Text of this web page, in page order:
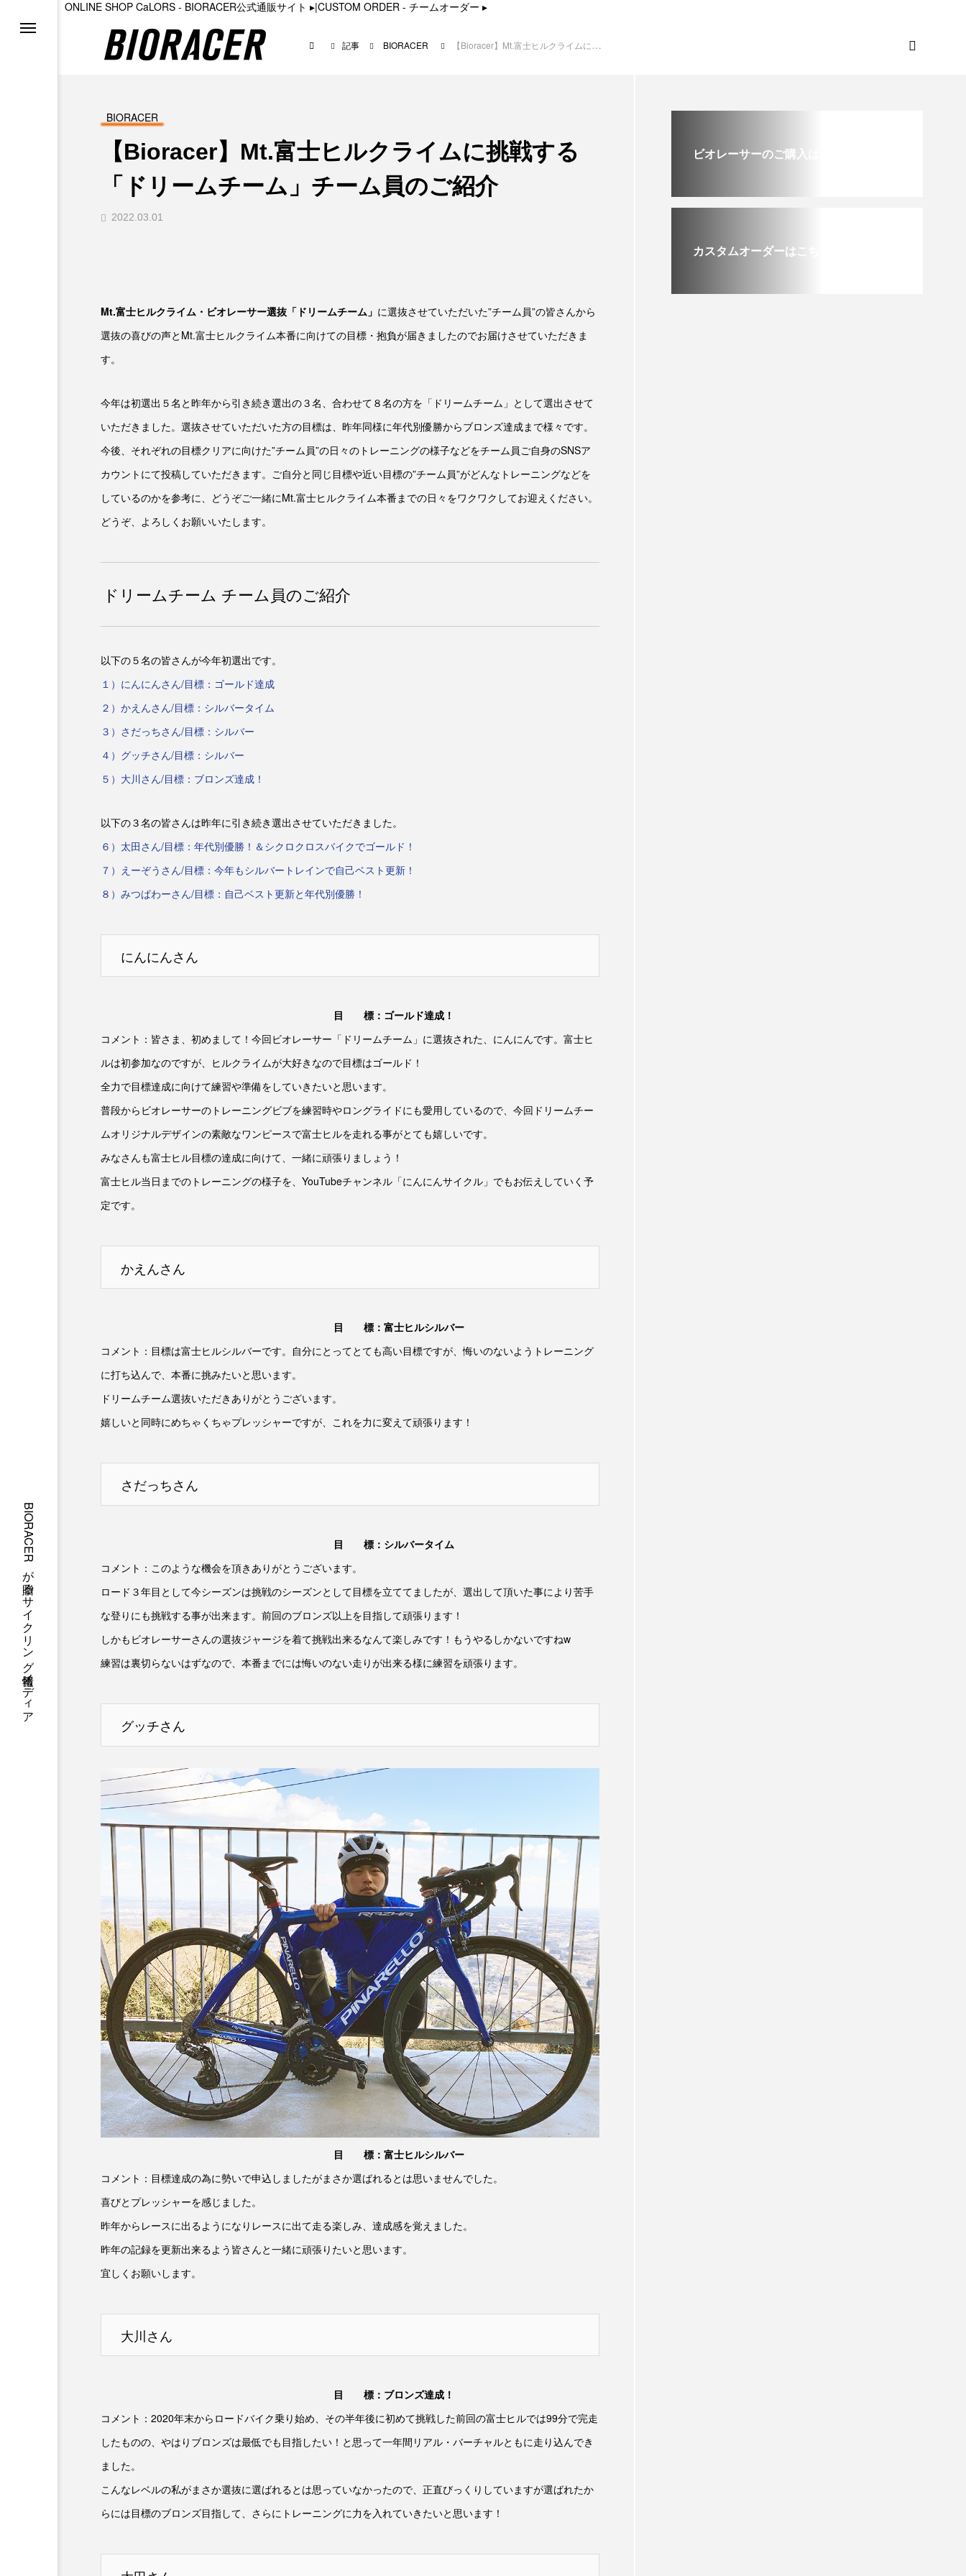
ONLINE SHOP CaLORS - BIORACER公式通販サイト ▸|CUSTOM ORDER - チームオーダー ▸
BIORACERが贈るサイクリング情報メディア
記事 BIORACER 【Bioracer】Mt.富士ヒルクライムに挑戦する「ドリームチーム」チーム員のご紹介
BIORACER
【Bioracer】Mt.富士ヒルクライムに挑戦する
「ドリームチーム」チーム員のご紹介
2022.03.01
Mt.富士ヒルクライム・ビオレーサー選抜「ドリームチーム」 に選抜させていただいた”チーム員”の皆さんから
選抜の喜びの声とMt.富士ヒルクライム本番に向けての目標・抱負が届きましたのでお届けさせていただきま
す。
今年は初選出５名と昨年から引き続き選出の３名、合わせて８名の方を「ドリームチーム」として選出させて
いただきました。選抜させていただいた方の目標は、昨年同様に年代別優勝からブロンズ達成まで様々です。
今後、それぞれの目標クリアに向けた”チーム員”の日々のトレーニングの様子などをチーム員ご自身のSNSア
カウントにて投稿していただきます。ご自分と同じ目標や近い目標の”チーム員”がどんなトレーニングなどを
しているのかを参考に、どうぞご一緒にMt.富士ヒルクライム本番までの日々をワクワクしてお迎えください。
どうぞ、よろしくお願いいたします。
ドリームチーム チーム員のご紹介
以下の５名の皆さんが今年初選出です。
１）にんにんさん/目標：ゴールド達成
２）かえんさん/目標：シルバータイム
３）さだっちさん/目標：シルバー
４）グッチさん/目標：シルバー
５）大川さん/目標：ブロンズ達成！
以下の３名の皆さんは昨年に引き続き選出させていただきました。
６）太田さん/目標：年代別優勝！＆シクロクロスバイクでゴールド！
７）えーぞうさん/目標：今年もシルバートレインで自己ベスト更新！
８）みつぱわーさん/目標：自己ベスト更新と年代別優勝！
にんにんさん
目 標：ゴールド達成！
コメント：皆さま、初めまして！今回ビオレーサー「ドリームチーム」に選抜された、にんにんです。富士ヒ
ルは初参加なのですが、ヒルクライムが大好きなので目標はゴールド！
全力で目標達成に向けて練習や準備をしていきたいと思います。
普段からビオレーサーのトレーニングビブを練習時やロングライドにも愛用しているので、今回ドリームチー
ムオリジナルデザインの素敵なワンピースで富士ヒルを走れる事がとても嬉しいです。
みなさんも富士ヒル目標の達成に向けて、一緒に頑張りましょう！
富士ヒル当日までのトレーニングの様子を、YouTubeチャンネル「にんにんサイクル」でもお伝えしていく予
定です。
かえんさん
目 標：富士ヒルシルバー
コメント：目標は富士ヒルシルバーです。自分にとってとても高い目標ですが、悔いのないようトレーニング
に打ち込んで、本番に挑みたいと思います。
ドリームチーム選抜いただきありがとうございます。
嬉しいと同時にめちゃくちゃプレッシャーですが、これを力に変えて頑張ります！
さだっちさん
目 標：シルバータイム
コメント：このような機会を頂きありがとうございます。
ロード３年目として今シーズンは挑戦のシーズンとして目標を立ててましたが、選出して頂いた事により苦手
な登りにも挑戦する事が出来ます。前回のブロンズ以上を目指して頑張ります！
しかもビオレーサーさんの選抜ジャージを着て挑戦出来るなんて楽しみです！もうやるしかないですねw
練習は裏切らないはずなので、本番までには悔いのない走りが出来る様に練習を頑張ります。
グッチさん
目 標：富士ヒルシルバー
コメント：目標達成の為に勢いで申込しましたがまさか選ばれるとは思いませんでした。
喜びとプレッシャーを感じました。
昨年からレースに出るようになりレースに出て走る楽しみ、達成感を覚えました。
昨年の記録を更新出来るよう皆さんと一緒に頑張りたいと思います。
宜しくお願いします。
大川さん
目 標：ブロンズ達成！
コメント：2020年末からロードバイク乗り始め、その半年後に初めて挑戦した前回の富士ヒルでは99分で完走
したものの、やはりブロンズは最低でも目指したい！と思って一年間リアル・バーチャルともに走り込んでき
ました。
こんなレベルの私がまさか選抜に選ばれるとは思っていなかったので、正直びっくりしていますが選ばれたか
らには目標のブロンズ目指して、さらにトレーニングに力を入れていきたいと思います！
ビオレーサーのご購入はこちら
カスタムオーダーはこちら